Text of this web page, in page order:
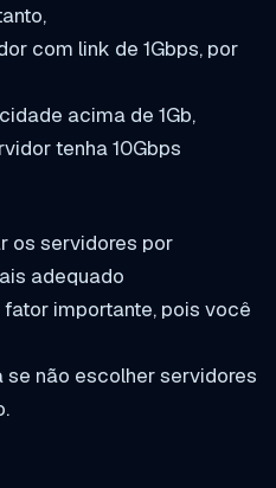
com link de 1Gbps, por
acima de 1Gb,
tenha 10Gbps
os servidores por
adequado
importante, pois você
não escolher servidores